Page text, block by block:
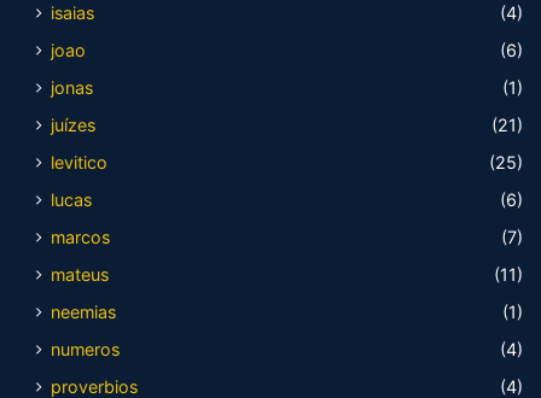
isaias
(4)
joao
(6)
jonas
(1)
juízes
(21)
levitico
(25)
lucas
(6)
marcos
(7)
mateus
(11)
neemias
(1)
numeros
(4)
proverbios
(4)